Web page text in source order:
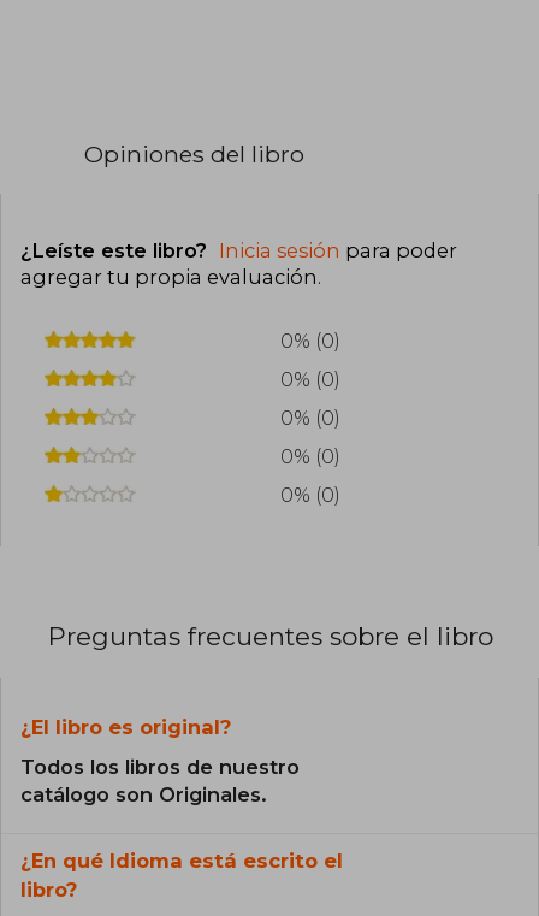
Opiniones del libro
¿Leíste este libro? Inicia sesión para poder
agregar tu propia evaluación.
0% (0)
0% (0)
0% (0)
0% (0)
0% (0)
Preguntas frecuentes sobre el libro
¿El libro es original?
Todos los libros de nuestro
catálogo son Originales.
¿En qué Idioma está escrito el
libro?